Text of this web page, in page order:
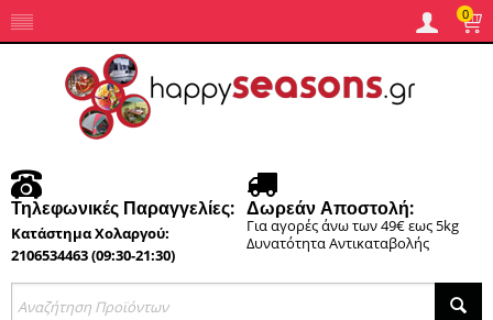
0
Τηλεφωνικές Παραγγελίες:
Κατάστημα Χολαργού:
2106534463 (09:30-21:30)
Δωρεάν Αποστολή:
Για αγορές άνω των 49€ εως 5kg
Δυνατότητα Αντικαταβολής